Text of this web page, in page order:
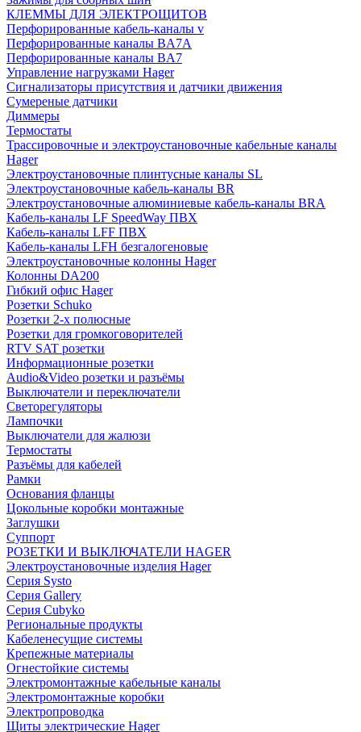
КЛЕММЫ ДЛЯ ЭЛЕКТРОЩИТОВ
Перфорированные кабель-каналы v
Перфорированные каналы BA7A
Перфорированные каналы BA7
Управление нагрузками Hager
Сигнализаторы присутствия и датчики движения
Сумереные датчики
Диммеры
Термостаты
Трассировочные и электроустановочные кабельные каналы
Hager
Электроустановочные плинтусные каналы SL
Электроустановочные кабель-каналы BR
Электроустановочные алюминиевые кабель-каналы BRA
Кабель-каналы LF SpeedWay ПВХ
Кабель-каналы LFF ПВХ
Кабель-каналы LFH безгалогеновые
Электроустановочные колонны Hager
Колонны DA200
Гибкий офис Hager
Розетки Schuko
Розетки 2-х полюсные
Розетки для громкоговорителей
RTV SAT розетки
Информационные розетки
Audio&Video розетки и разъёмы
Выключатели и переключатели
Светорегуляторы
Лампочки
Выключатели для жалюзи
Термостаты
Разъёмы для кабелей
Рамки
Основания фланцы
Цокольные коробки монтажные
Заглушки
Суппорт
РОЗЕТКИ И ВЫКЛЮЧАТЕЛИ HAGER
Электроустановочные изделия Hager
Серия Systo
Серия Gallery
Серия Cubyko
Региональные продукты
Кабеленесущие системы
Крепежные материалы
Огнестойкие системы
Электромонтажные кабельные каналы
Электромонтажные коробки
Электропроводка
Щиты электрические Hager